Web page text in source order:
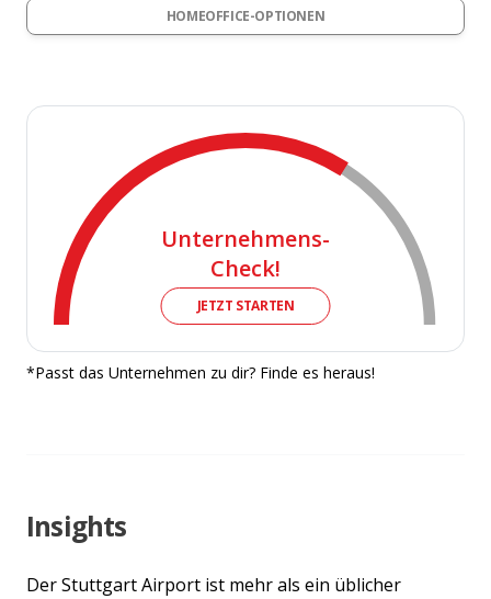
HOMEOFFICE-OPTIONEN
Unternehmens-
Check!
JETZT STARTEN
*Passt das Unternehmen zu dir? Finde es heraus!
Insights
Der Stuttgart Airport ist mehr als ein üblicher